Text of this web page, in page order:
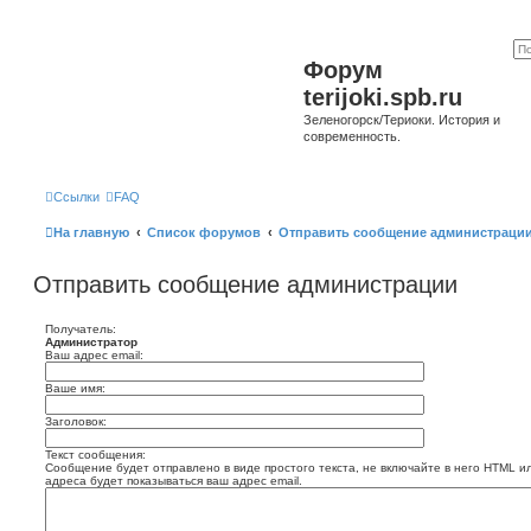
Форум
terijoki.spb.ru
Зеленогорск/Териоки. История и
современность.
Ссылки FAQ
На главную Список форумов Отправить сообщение
Отправить сообщение администрации
Получатель:
Администратор
Ваш адрес email:
Ваше имя:
Заголовок:
Текст сообщения:
Сообщение будет отправлено в виде простого текста, не включайте в него HTML
адреса будет показываться ваш адрес email.